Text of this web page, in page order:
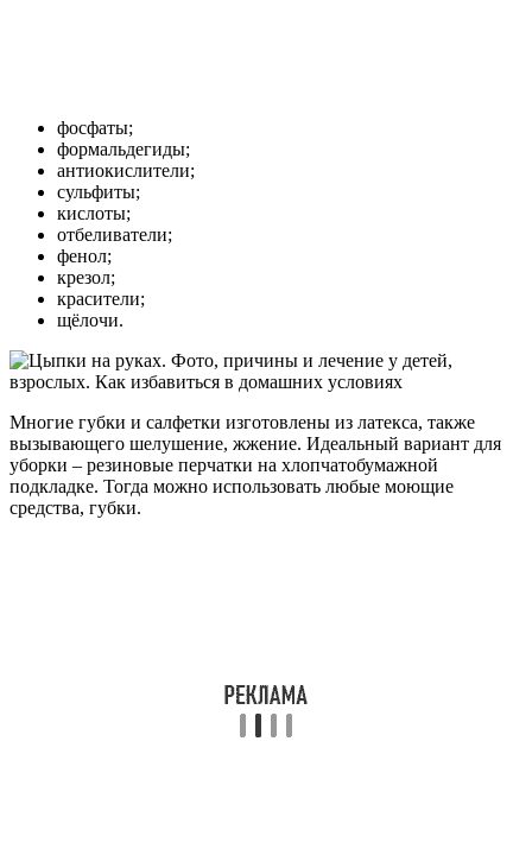
фосфаты;
формальдегиды;
антиокислители;
сульфиты;
кислоты;
отбеливатели;
фенол;
крезол;
красители;
щёлочи.
Многие губки и салфетки изготовлены из латекса, также
вызывающего шелушение, жжение. Идеальный вариант для
уборки – резиновые перчатки на хлопчатобумажной
подкладке. Тогда можно использовать любые моющие
средства, губки.